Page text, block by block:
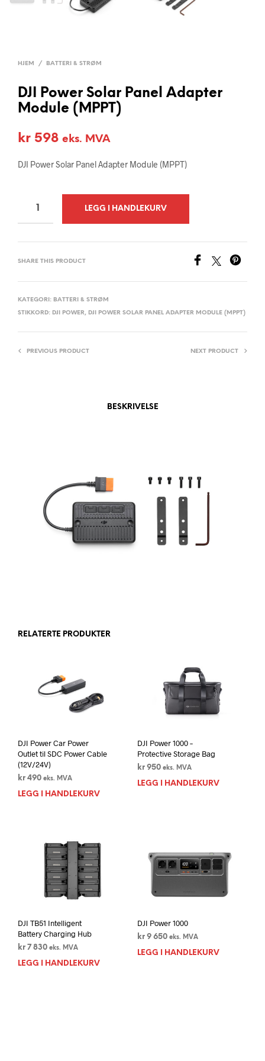
HJEM / BATTERI & STRØM
DJI Power Solar Panel Adapter
Module (MPPT)
kr 598 eks. MVA
DJI Power Solar Panel Adapter Module (MPPT)
LEGG I HANDLEKURV
N
T
SHARE THIS PRODUCT
KATEGORI: BATTERI & STRØM
STIKKORD: DJI POWER, DJI POWER SOLAR PANEL ADAPTER MODULE (MPPT)
PREVIOUS PRODUCT NEXT PRODUCT
BESKRIVELSE
RELATERTE PRODUKTER
DJI Power Car Power
Outlet til SDC Power Cable
(12V/24V)
kr 490 eks. MVA
LEGG I HANDLEKURV
DJI Power 1000 –
Protective Storage Bag
kr950 eks. MVA
LEGG I HANDLEKURV
DJI TB51 Intelligent
Battery Charging Hub
kr 7 830 eks. MVA
LEGG I HANDLEKURV
DJI Power 1000
kr9 650 eks. MVA
LEGG I HANDLEKURV